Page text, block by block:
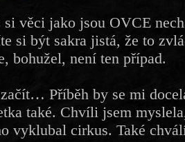
si věci jako jsou OVCE
si být sakra jistá, že to
bohužel, není ten případ.
Příběh by se mi
také. Chvíli jsem
vyklubal cirkus. Také